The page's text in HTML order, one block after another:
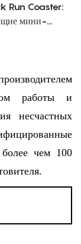
Run Coaster:
мини-
работы и
несчастных
более чем 100